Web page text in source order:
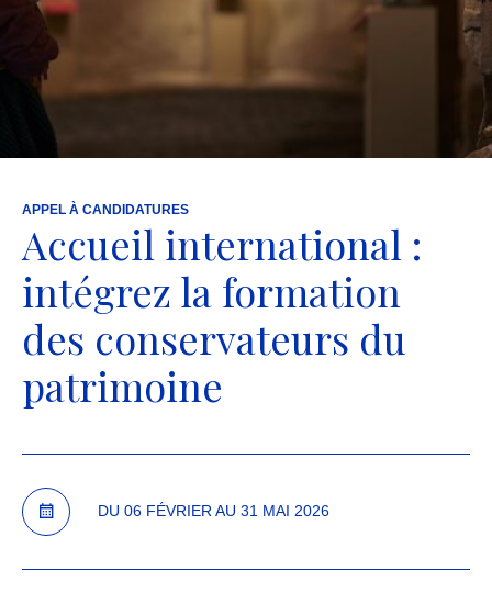
APPEL À CANDIDATURES
Accueil international :
intégrez la formation
des conservateurs du
patrimoine
DU 06 FÉVRIER AU 31 MAI 2026